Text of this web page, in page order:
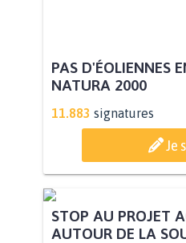
PAS D'ÉOLIENNES
NATURA 2000
11.883 signatures
Je